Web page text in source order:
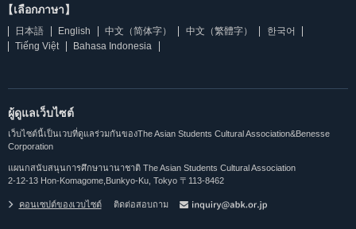
【เลือกภาษา】
日本語 English 中文（简体字） 中文（繁體字）
한국어
Tiếng Việt
Bahasa Indonesia
ผู้ดูแลเว็บไซต์
เว็บไซต์นี้เป็นเวบที่ดูแลร่วมกันของThe Asian Students Cultural Association&Benesse
Corporation
แผนกสนับสนุนการศึกษานานาชาติ The Asian Students Cultural Association
2-12-13 Hon-Komagome,Bunkyo-Ku, Tokyo 〒113-8462
คอนเซปต์ของเวบไซต์ ติดต่อสอบถาม